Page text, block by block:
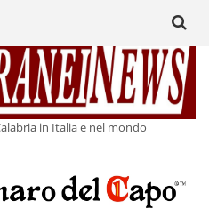
in Italia e nel mondo
for: